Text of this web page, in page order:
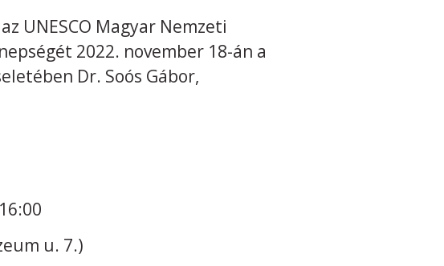
UNESCO Magyar Nemzeti
2022. november 18-án a
Dr. Soós Gábor,
u. 7.)